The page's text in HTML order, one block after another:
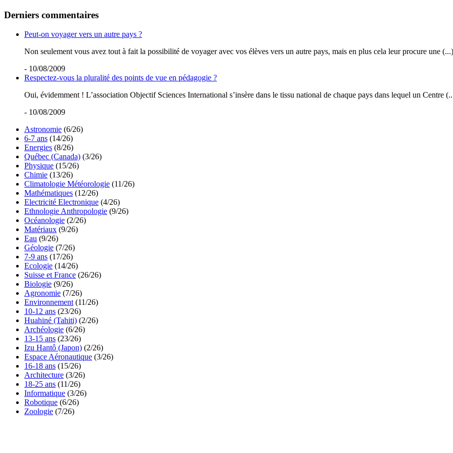
Derniers commentaires
Peut-on voyager vers un autre pays ?
Non seulement vous avez tout à fait la possibilité de voyager avec vos élèves vers un autre pays, mais en plus cela leur procure une (...)
- 10/08/2009
Respectez-vous la pluralité des points de vue en pédagogie ?
Oui, évidemment ! L’association Objectif Sciences International s’insère dans le tissu national de chaque pays dans lequel un Centre
- 10/08/2009
Astronomie (6/26)
6-7 ans (14/26)
Energies (8/26)
Québec (Canada) (3/26)
Physique (15/26)
Chimie (13/26)
Climatologie Météorologie (11/26)
Mathématiques (12/26)
Electricité Electronique (4/26)
Ethnologie Anthropologie (9/26)
Océanologie (2/26)
Matériaux (9/26)
Eau (9/26)
Géologie (7/26)
7-9 ans (17/26)
Ecologie (14/26)
Suisse et France (26/26)
Biologie (9/26)
Agronomie (7/26)
Environnement (11/26)
10-12 ans (23/26)
Huahiné (Tahiti) (2/26)
Archéologie (6/26)
13-15 ans (23/26)
Izu Hantô (Japon) (2/26)
Espace Aéronautique (3/26)
16-18 ans (15/26)
Architecture (3/26)
18-25 ans (11/26)
Informatique (3/26)
Robotique (6/26)
Zoologie (7/26)